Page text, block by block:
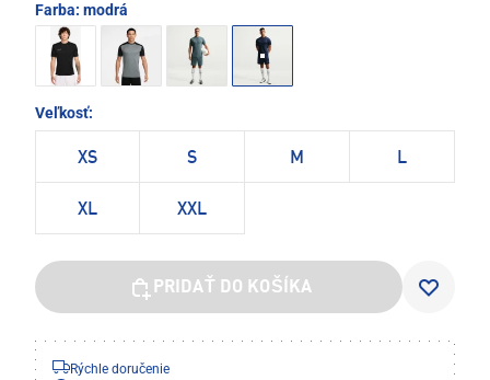
Farba: modrá
Veľkosť:
XS S M L
XL XXL
PRIDAŤ DO KOŠÍKA
Rýchle doručenie